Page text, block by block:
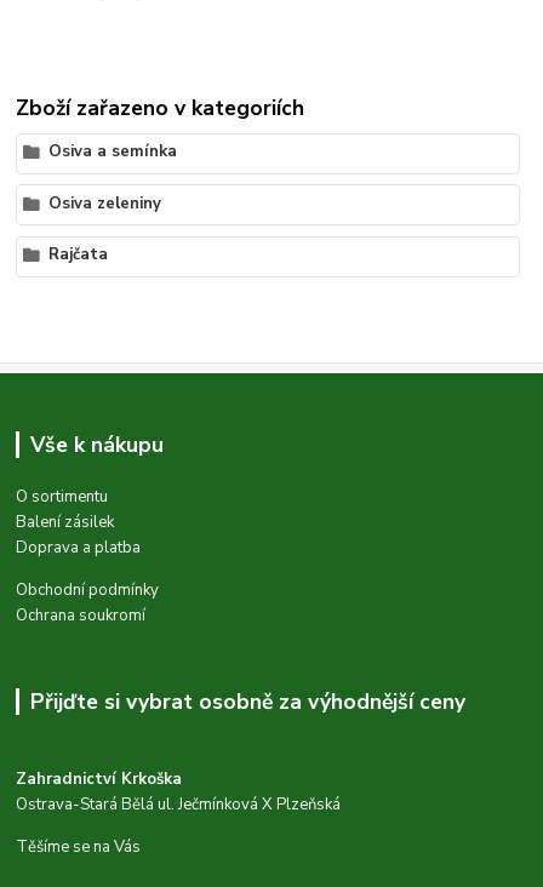
Zboží zařazeno v kategoriích
Osiva a semínka
Osiva zeleniny
Rajčata
Vše k nákupu
O sortimentu
Balení zásilek
Doprava a platba
Obchodní podmínky
Ochrana soukromí
Přijďte si vybrat osobně za výhodnější ceny
Zahradnictví Krkoška
Ostrava-Stará Bělá ul. Ječmínková X Plzeňská
Těšíme se na Vás